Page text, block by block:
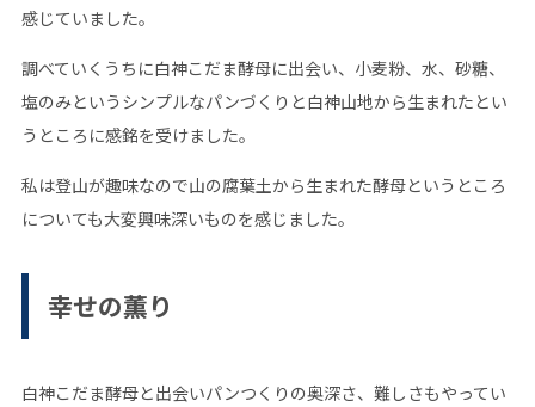
感じていました。
調べていくうちに白神こだま酵母に出会い、小麦粉、水、砂糖、
塩のみというシンプルなパンづくりと白神山地から生まれたとい
うところに感銘を受けました。
私は登山が趣味なので山の腐葉土から生まれた酵母というところ
についても大変興味深いものを感じました。
幸せの薫り
白神こだま酵母と出会いパンつくりの奥深さ、難しさもやってい